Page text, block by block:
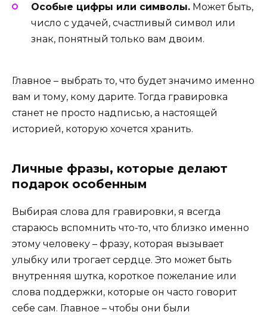
Особые цифры или символы. Может быть,
число с удачей, счастливый символ или
знак, понятный только вам двоим.
Главное – выбрать то, что будет значимо именно
вам и тому, кому дарите. Тогда гравировка
станет не просто надписью, а настоящей
историей, которую хочется хранить.
Личные фразы, которые делают
подарок особенным
Выбирая слова для гравировки, я всегда
стараюсь вспомнить что-то, что близко именно
этому человеку – фразу, которая вызывает
улыбку или трогает сердце. Это может быть
внутренняя шутка, короткое пожелание или
слова поддержки, которые он часто говорит
себе сам. Главное – чтобы они были